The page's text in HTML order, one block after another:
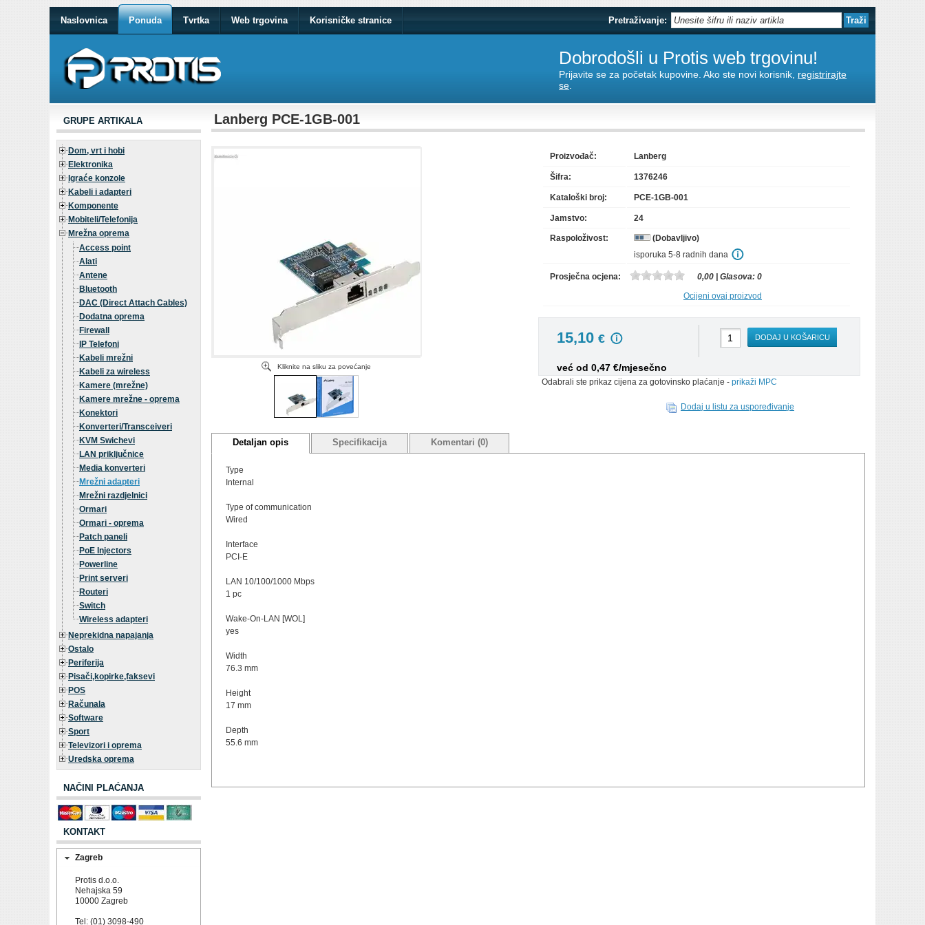
Naslovnica Ponuda Tvrtka Web trgovina Korisničke stranice Pretraživanje:
Dobrodošli u Protis web trgovinu!
Prijavite se za početak kupovine. Ako ste novi korisnik, registrirajte
se
GRUPE ARTIKALA
Dom, vrt i hobi
Elektronika
Igraće konzole
Kabeli i adapteri
Komponente
Mobiteli/Telefonija
Mrežna oprema
Access point
Alati
Antene
Bluetooth
DAC (Direct Attach Cables)
Dodatna oprema
Firewall
IP Telefoni
Kabeli mrežni
Kabeli za wireless
Kamere (mrežne)
Kamere mrežne - oprema
Konektori
Konverteri/Transceiveri
KVM Swichevi
LAN priključnice
Media konverteri
Mrežni adapteri
Mrežni razdjelnici
Ormari
Ormari - oprema
Patch paneli
PoE Injectors
Powerline
Print serveri
Routeri
Switch
Wireless adapteri
Neprekidna napajanja
Ostalo
Periferija
Pisači,kopirke,faksevi
POS
Računala
Software
Sport
Televizori i oprema
Uredska oprema
NAČINI PLAĆANJA
KONTAKT
Zagreb
Protis d.o.o.
Nehajska 59
10000 Zagreb
Tel: (01) 3098-490
Lanberg PCE-1GB-001
Kliknite na sliku za povećanje
Proizvođač: Lanberg
Šifra: 1376246
Kataloški broj: PCE-1GB-001
Jamstvo: 24
Raspoloživost:
(Dobavljivo)
isporuka 5-8 radnih dana
Prosječna ocjena: 0,00 | Glasova: 0
Ocijeni ovaj proizvod
15,10 €
već od 0,47 €/mjesečno
DODAJ U KOŠARICU
Odabrali ste prikaz cijena za gotovinsko plaćanje - prikaži MPC
Dodaj u listu za uspoređivanje
Detaljan opis Specifikacija Komentari (0)
Type
Internal
Type of communication
Wired
Interface
PCI-E
LAN 10/100/1000 Mbps
1 pc
Wake-On-LAN [WOL]
yes
Width
76.3 mm
Height
17 mm
Depth
55.6 mm